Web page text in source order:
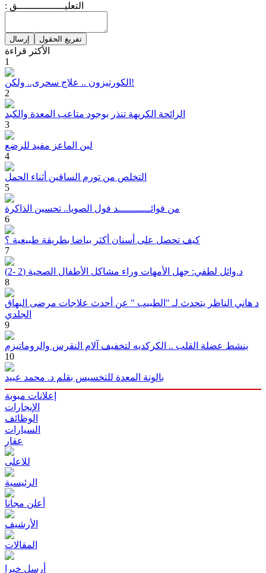
: التعليــــــــــــــــق
الأكثر قراءة
1
الكورتيزون .. علاج سحرى.. ولكن!
2
الرائحة الكريهة تنذر بوجود متاعب المعدة والكبد
3
لبن الماعز مفيد للرضع
4
التخلص من تورم الساقين أثناء الحمل
5
من فوائـــــــــــد فول الصويا.. تحسين الذاكرة
6
كيف تحصل على أسنان أكثر بياضا بطريقة طبيعية ؟
7
د.وائل لطفي: جهل الأمهات وراء مشاكل الأطفال الصحية (2 -2)
8
د هاني الناظر يتحدث لـ "الطبيب " عن أحدث علاجات مرضى البهاق
الجلدي
9
ينشط عضلة القلب .. الكركديه لتخفيف آلام النقرس والروماتيزم
10
بالونة المعدة للتخسيس بقلم د. محمد عبيد
إعلانات مبوبة
الإيجارات
الوظائف
السيارات
عقار
للاعلى
الرئيسية
أعلن مجانا
الأرشيف
المقالات
أرسل خبرا